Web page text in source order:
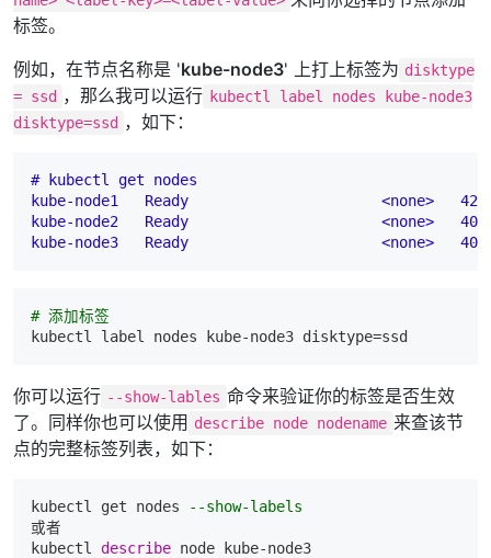
标签。
例如，在节点名称是 'kube-node3' 上打上标签为 disktype
= ssd ，那么我可以运行 kubectl label nodes kube-node3
disktype=ssd ，如下：
# kubectl get nodes
kube-node1   Ready                      <none>
425
kube-node2   Ready                      <none>
405
kube-node3   Ready                      <none>
405
# 添加标签
kubectl
你可以运行 --show-lables 命令来验证你的标签是否生效
了。同样你也可以使用 describe node nodename 来查该节
点的完整标签列表，如下：
kubectl get nodes
--show-labels
或者
kubectl describe node kube-node3